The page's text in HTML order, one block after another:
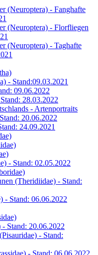
(Neuroptera) - Fanghafte
(Neuroptera) - Florfliegen
(Neuroptera) - Taghafte
- Stand:09.03.2021
09.06.2022
28.03.2022
- Artenportraits
20.06.2022
24.09.2021
- Stand: 02.05.2022
(Theridiidae) - Stand:
- Stand: 06.06.2022
Stand: 20.06.2022
- Stand: